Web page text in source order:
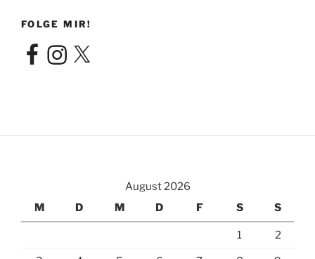
FOLGE MIR!
FacebookInstagram
X
August 2026
M
D M D F S S
1 2